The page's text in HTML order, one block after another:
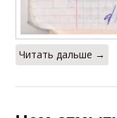
Читать дальше →